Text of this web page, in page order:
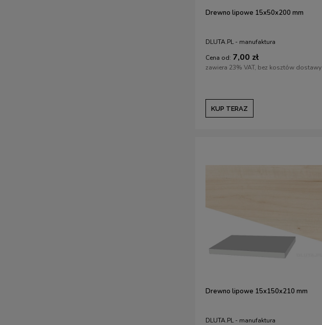
Drewno lipowe 15x50x200 mm
DLUTA.PL - manufaktura
Cena od: 7,00 zł
zawiera 23% VAT, bez kosztów dostawy
KUP TERAZ
Drewno lipowe 15x150x210 mm
DLUTA.PL - manufaktura